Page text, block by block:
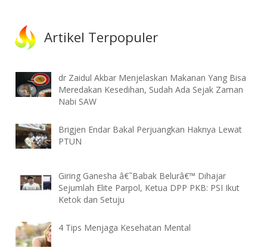
Artikel Terpopuler
dr Zaidul Akbar Menjelaskan Makanan Yang Bisa
Meredakan Kesedihan, Sudah Ada Sejak Zaman
Nabi SAW
Brigjen Endar Bakal Perjuangkan Haknya Lewat
PTUN
Giring Ganesha â€˜Babak Belurâ€™ Dihajar
Sejumlah Elite Parpol, Ketua DPP PKB: PSI Ikut
Ketok dan Setuju
4 Tips Menjaga Kesehatan Mental